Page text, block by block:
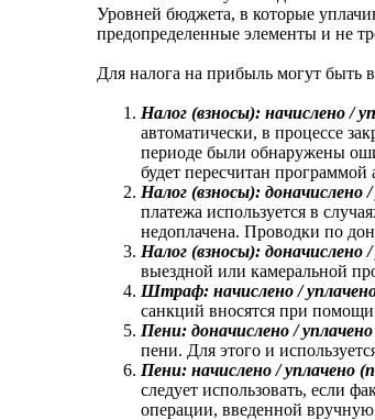
Уровней бюджета, в которые
предопределенные элементы и не
Для налога на прибыль могут быть
Налог (взносы): начислено /
автоматически, в процессе
периоде были обнаружены
будет пересчитан
Налог (взносы): доначислено
платежа используется в
недоплачена. Проводки по
Налог (взносы): доначислено
выездной или камеральной
Штраф: начислено /
санкций вносятся при
Пени: доначислено /
пени. Для этого и
Пени: начислено / уплачено
следует использовать, если
операции, введенной